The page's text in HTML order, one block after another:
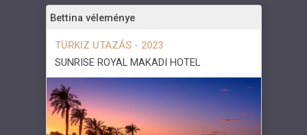
Bettina véleménye
TÜRKIZ UTAZÁS - 2023
SUNRISE ROYAL MAKADI HOTEL